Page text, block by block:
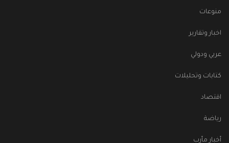
منوعات
اخبار وتقارير
عربي ودولي
كتابات وتحليلات
اقتصاد
رياضة
أخبار مأرب